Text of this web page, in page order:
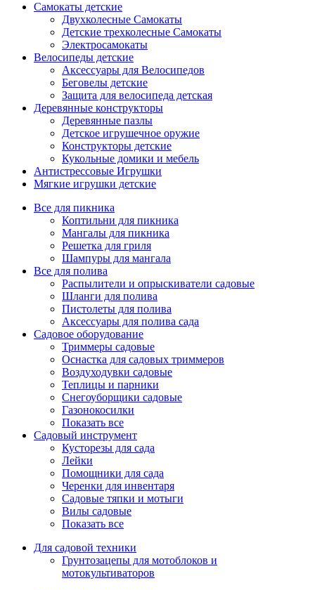
Самокаты детские
Двухколесные Cамокаты
Детские трехколесные Самокаты
Электросамокаты
Велосипеды детские
Аксессуары для Велосипедов
Беговелы детские
Защита для велосипеда детская
Деревянные конструкторы
Деревянные пазлы
Детское игрушечное оружие
Конструкторы детские
Кукольные домики и мебель
Антистрессовые Игрушки
Мягкие игрушки детские
Все для пикника
Коптильни для пикника
Мангалы для пикника
Решетка для гриля
Шампуры для мангала
Все для полива
Распылители и опрыскиватели садовые
Шланги для полива
Пистолеты для полива
Аксессуары для полива сада
Садовое оборудование
Триммеры садовые
Оснастка для садовых триммеров
Воздуходувки садовые
Теплицы и парники
Снегоуборщики садовые
Газонокосилки
Показать все
Садовый инструмент
Кусторезы для сада
Лейки
Помощники для сада
Черенки для инвентаря
Садовые тяпки и мотыги
Вилы садовые
Показать все
Для садовой техники
Грунтозацепы для мотоблоков и
мотокультиваторов